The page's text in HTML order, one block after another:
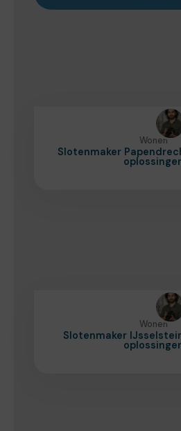
Wonen
Slotenmaker
Wonen
Slotenmaker